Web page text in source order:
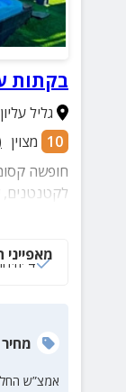
בקתות
גליל עליון
10 מצוין
חופשה
לקטנטנים,
בריכות
4 יחידות אירוח
מחיר
אמצ”ש